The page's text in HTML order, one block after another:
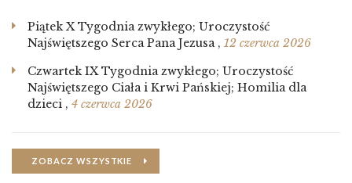
Piątek X Tygodnia zwykłego; Uroczystość
Najświętszego Serca Pana Jezusa , 12 czerwca 2026
Czwartek IX Tygodnia zwykłego; Uroczystość
Najświętszego Ciała i Krwi Pańskiej; Homilia dla
dzieci , 4 czerwca 2026
ZOBACZ WSZYSTKIE